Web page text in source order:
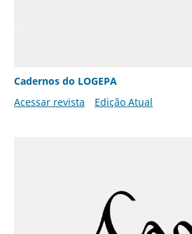
Cadernos do LOGEPA
Acessar revista
Edição Atual